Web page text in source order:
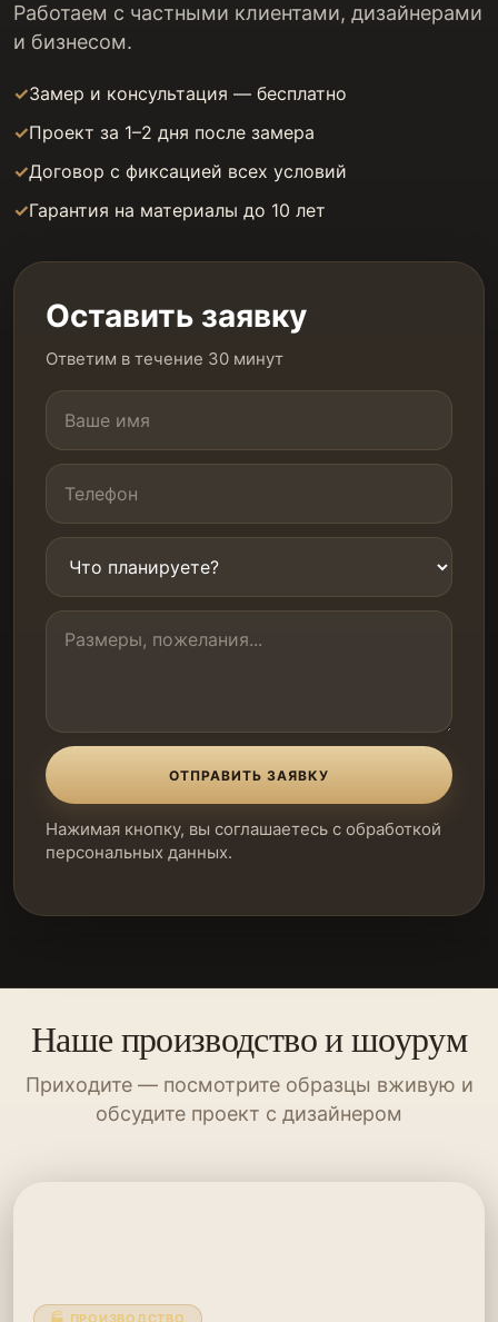
Работаем с частными клиентами, дизайнерами
и бизнесом.
Замер и консультация — бесплатно
Проект за 1–2 дня после замера
Договор с фиксацией всех условий
Гарантия на материалы до 10 лет
Оставить заявку
Ответим в течение 30 минут
ОТПРАВИТЬ ЗАЯВКУ
Нажимая кнопку, вы соглашаетесь с обработкой
персональных данных.
Наше производство и шоурум
Приходите — посмотрите образцы вживую и
обсудите проект с дизайнером